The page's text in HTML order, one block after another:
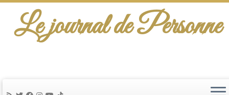
Le journal de Personne